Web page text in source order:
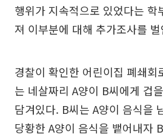
행위가 지속적으로 있었다는 학
져 이부분에 대해 추가조사를
경찰이 확인한 어린이집 폐쇄회
는 네살짜리 A양이 B씨에게 겁
담겨있다. B씨는 A양이 음식을
당황한 A양이 음식을 뱉어내자